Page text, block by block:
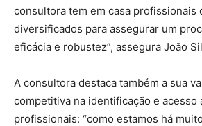
consultora tem em casa profissionais
diversificados para assegurar um
eficácia e robustez”, assegura João
A consultora destaca também a sua
competitiva na identificação e acesso
profissionais: “como estamos há